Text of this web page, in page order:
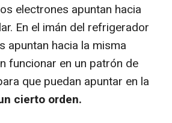
electrones apuntan hacia
En el imán del refrigerador
hacia la misma
funcionar en un patrón de
que puedan apuntar en la
cierto orden.